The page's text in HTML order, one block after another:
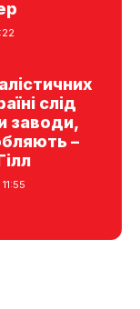
слід
заводи,
–